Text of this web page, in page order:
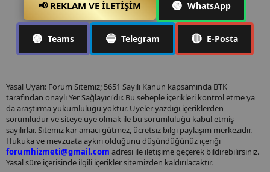
📢 REKLAM VE İLETIŞIM 🟢 WhatsApp
🟣 Teams 🔵 Telegram 🔴 E-Posta
Yasal Uyarı: Forum Sitemiz; 5651 Sayılı Kanun kapsamında BTK
tarafından onaylı Yer Sağlayıcı'dır. Bu sebeple içerikleri kontrol etme ya
da araştırma yükümlülüğü yoktur. Üyeler yazdığı içeriklerden
sorumludur ve siteye üye olmak ile bu sorumluluğu kabul etmiş
sayılırlar. Sitemiz kar amacı gütmez, ücretsiz bilgi paylaşım merkezidir.
Hukuka ve mevzuata aykırı olduğunu düşündüğünüz içeriği
forumhizmeti@gmail.com adresi ile iletişime geçerek bildirebilirsiniz.
Yasal süre içerisinde ilgili içerikler sitemizden kaldırılacaktır.